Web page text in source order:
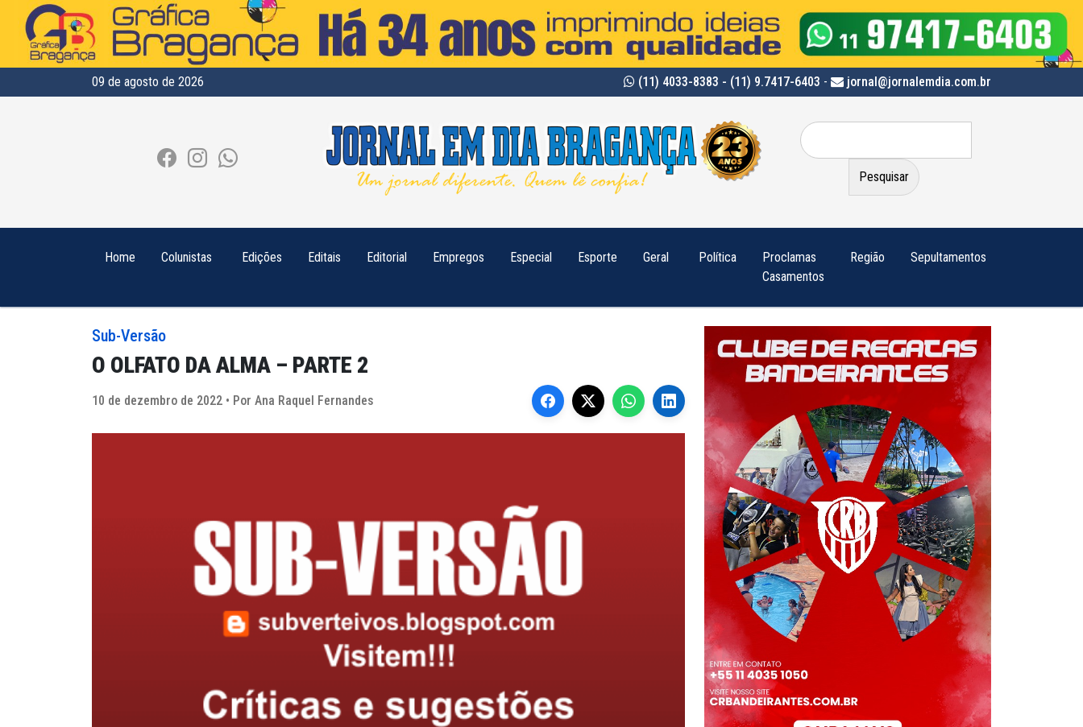
09 de agosto de 2026 (11) 4033-8383 - (11) 9.7417-6403 - jornal@jornalemdia.com.br
Pesquisar
por:
Home Colunistas Edições Editais Editorial Empregos Especial Esporte Geral Política
Proclamas
Casamentos
Região Sepultamentos
Sub-Versão
O OLFATO DA ALMA – PARTE 2
10 de dezembro de 2022 • Por Ana Raquel Fernandes